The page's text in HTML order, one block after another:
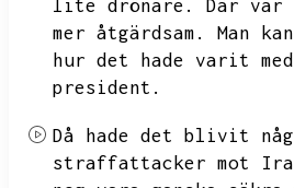
lite drönare.
Där var
mer åtgärdsam.
Man
hur det hade varit
president.
Då hade det blivit
straffattacker mot